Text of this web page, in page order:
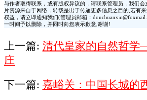
与作者取得联系，或有版权异议的，请联系管理员，我们会
片资源来自于网络，转载是出于传递更多信息之目的,若有
权益，请立即通知我们(管理员邮箱：
一时间予以删除，并同时向您表示歉意,谢谢!
上一篇: 清代皇家的自然哲
庄
下一篇: 嘉峪关：中国长城的